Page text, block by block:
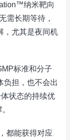
纳米靶向
需长期等待，
，尤其是夜间机
标准和分子
负担，也不会出
状态的持续优
都能获得对应